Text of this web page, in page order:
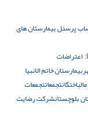
پرسنل بیمارستان های
اعتراضات
بیمارستان خاتم الانبیا
تجمعاتتجمعات
بلوچستانشرکت رضایت